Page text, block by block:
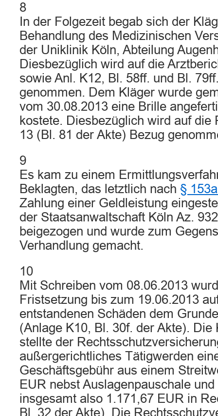
8
In der Folgezeit begab sich der
Behandlung des Medizinischen
der Uniklinik Köln, Abteilung
Diesbezüglich wird auf die
sowie Anl. K12, Bl. 58ff. und Bl.
genommen. Dem Kläger wurde
vom 30.08.2013 eine Brille
kostete. Diesbezüglich wird auf die
13 (Bl. 81 der Akte) Bezug
9
Es kam zu einem
Beklagten, das letztlich nach §
Zahlung einer Geldleistung
der Staatsanwaltschaft Köln Az.
beigezogen und wurde zum
Verhandlung gemacht.
10
Mit Schreiben vom 08.06.2013
Fristsetzung bis zum 19.06.2013
entstandenen Schäden dem
(Anlage K10, Bl. 30f. der Akte). Die
stellte der
außergerichtliches Tätigwerden
Geschäftsgebühr aus einem
EUR nebst Auslagenpauschale
insgesamt also 1.171,67 EUR in
Bl. 32 der Akte). Die